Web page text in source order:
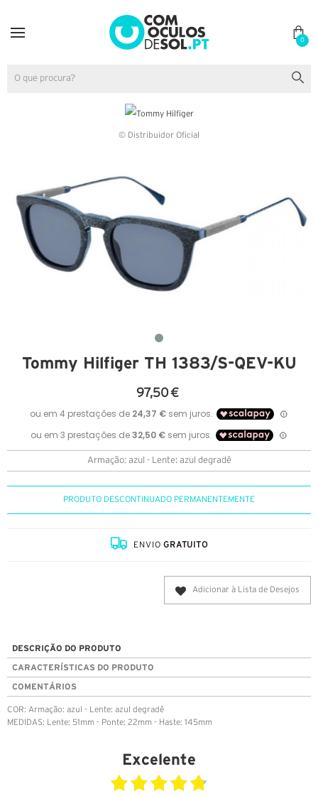
0
© Distribuidor Oficial
Tommy Hilfiger TH 1383/S-QEV-KU
97,50 €
Armação: azul - Lente: azul degradê
PRODUTO DESCONTINUADO PERMANENTEMENTE
ENVIOGRATUITO
Adicionar à Lista de Desejos
DESCRIÇÃO DO PRODUTO
CARACTERÍSTICAS DO PRODUTO
COMENTÁRIOS
COR: Armação: azul - Lente: azul degradê
MEDIDAS: Lente: 51mm - Ponte: 22mm - Haste: 145mm
Excelente